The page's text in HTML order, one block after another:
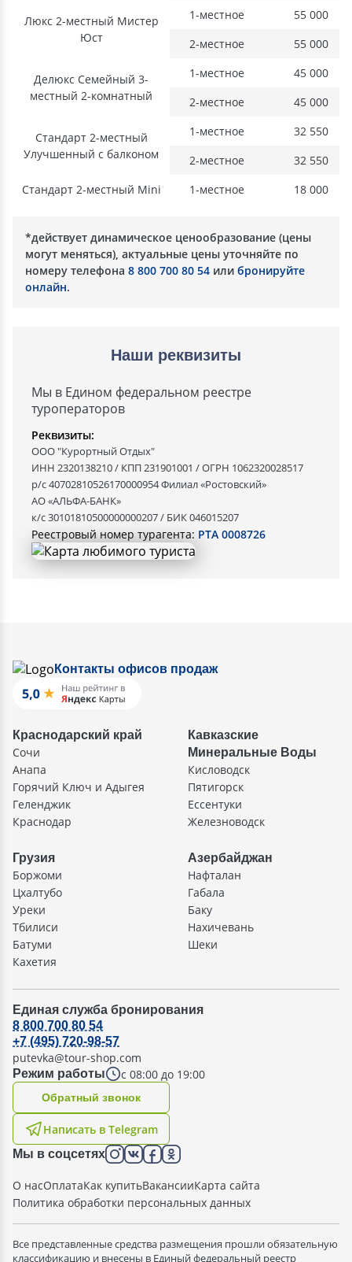
Люкс 2-местный Мистер
Юст
1-местное
55 000
2-местное
55 000
Делюкс Семейный 3-
местный 2-комнатный
1-местное
45 000
2-местное
45 000
Стандарт 2-местный
Улучшенный с балконом
1-местное
32 550
2-местное
32 550
Стандарт 2-местный Mini
1-местное 18 000
*действует динамическое ценообразование (цены
могут меняться), актуальные цены уточняйте по
номеру телефона 8 800 700 80 54 или бронируйте
онлайн.
Наши реквизиты
Мы в Едином федеральном реестре
туроператоров
Реквизиты:
ООО "Курортный Отдых"
ИНН 2320138210 / КПП 231901001 / ОГРН 1062320028517
р/с 40702810526170000954 Филиал «Ростовский»
АО «АЛЬФА-БАНК»
к/с 30101810500000000207 / БИК 046015207
Реестровый номер турагента: РТА 0008726
Контакты офисов продаж
Краснодарский край
Сочи
Анапа
Горячий Ключ и Адыгея
Геленджик
Краснодар
Кавказские
Минеральные Воды
Кисловодск
Пятигорск
Ессентуки
Железноводск
Грузия
Боржоми
Цхалтубо
Уреки
Тбилиси
Батуми
Кахетия
Азербайджан
Нафталан
Габала
Баку
Нахичевань
Шеки
Единая служба бронирования
Режим работы с 08:00 до 19:00
8 800 700 80 54
+7 (495) 720-98-57
putevka@tour-shop.com
Написать в Telegram
Oбратный звонок
Мы в соцсетях
О насОплатаКак купитьВакансииКарта сайта
Политика обработки персональных данных
Все представленные средства размещения прошли обязательную
классификацию и внесены в Единый федеральный реестр